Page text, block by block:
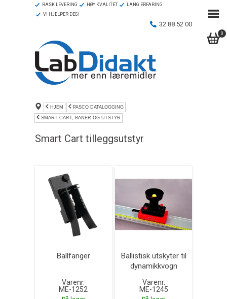
0
RASK LEVERING HØY KVALITET
LANG ERFARING
VI HJELPER DEG!
32 88 52 00
HJEM PASCO DATALOGGING
SMART CART, BANER OG UTSTYR
Smart Cart tilleggsutstyr
Ballfanger
Varenr.
ME-1252
Ballistisk utskyter til
dynamikkvogn
Varenr.
ME-1245